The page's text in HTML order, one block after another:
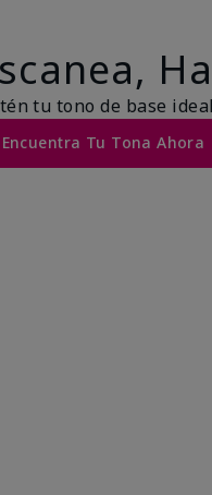
tu tono de base
Encuentra Tu Tona Ahora